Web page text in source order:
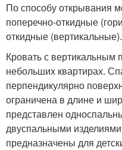
По способу открывания
поперечно-откидные
откидные (вертикальные).
Кровать с
небольших квартирах.
перпендикулярно
ограничена в длине и
представлен
двуспальными
предназначены для